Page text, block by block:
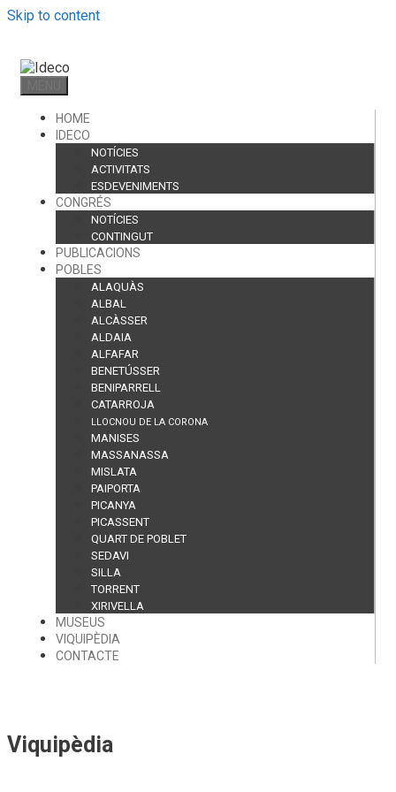
Skip to content
HOME
IDECO
NOTÍCIES
ACTIVITATS
ESDEVENIMENTS
CONGRÉS
NOTÍCIES
CONTINGUT
PUBLICACIONS
POBLES
ALAQUÀS
ALBAL
ALCÀSSER
ALDAIA
ALFAFAR
BENETÚSSER
BENIPARRELL
CATARROJA
LLOCNOU DE LA CORONA
MANISES
MASSANASSA
MISLATA
PAIPORTA
PICANYA
PICASSENT
QUART DE POBLET
SEDAVI
SILLA
TORRENT
XIRIVELLA
MUSEUS
VIQUIPÈDIA
CONTACTE
Viquipèdia